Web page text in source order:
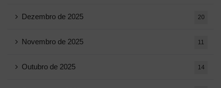
Dezembro de 2025 20
Novembro de 2025 11
Outubro de 2025 14